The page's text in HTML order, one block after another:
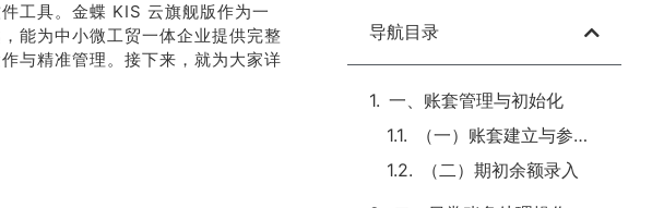
工具。金蝶 KIS 云旗舰版作为一
能为中小微工贸一体企业提供完整
与精准管理。接下来，就为大家详
导航目录
一、账套管理与初始化
（一）账套建立与参数设置
（二）期初余额录入